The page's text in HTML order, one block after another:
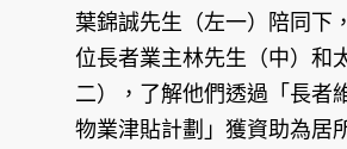
葉錦誠先生（左一）陪同下
位長者業主林先生（中）和
二），了解他們透過「長者
物業津貼計劃」獲資助為居